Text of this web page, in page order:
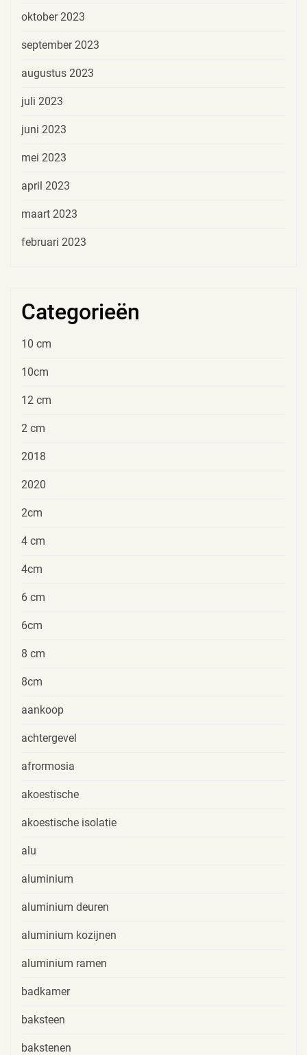
oktober 2023
september 2023
augustus 2023
juli 2023
juni 2023
mei 2023
april 2023
maart 2023
februari 2023
Categorieën
10 cm
10cm
12 cm
2 cm
2018
2020
2cm
4 cm
4cm
6 cm
6cm
8 cm
8cm
aankoop
achtergevel
afrormosia
akoestische
akoestische isolatie
alu
aluminium
aluminium deuren
aluminium kozijnen
aluminium ramen
badkamer
baksteen
bakstenen